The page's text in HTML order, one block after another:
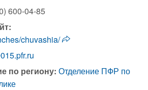
600-04-85
chuvashia/
по региону: Отделение ПФР по